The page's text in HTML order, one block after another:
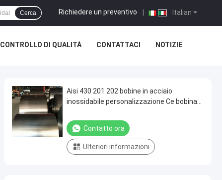
Italian
Richiedere un preventivo
Cerca
CONTROLLO DI QUALITÀ CONTATTACI NOTIZIE
Aisi 430 201 202 bobine in acciaio
inossidabile personalizzazione Ce bobina
Contatto ora
Ulteriori informazioni